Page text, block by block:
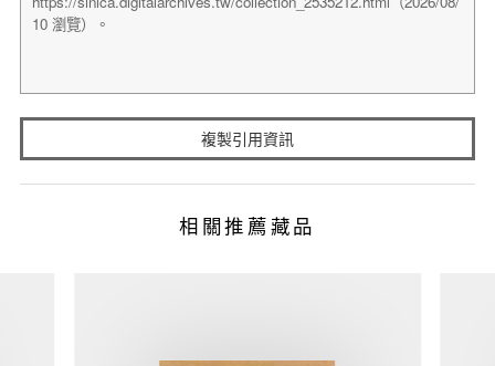
複製引用資訊
相關推薦藏品